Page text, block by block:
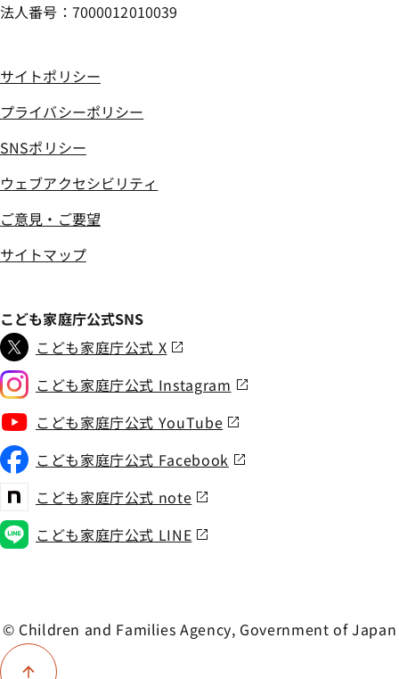
法人番号：7000012010039
サイトポリシー
プライバシーポリシー
SNSポリシー
ウェブアクセシビリティ
ご意見・ご要望
サイトマップ
こども家庭庁公式SNS
こども家庭庁公式 X
こども家庭庁公式 Instagram
こども家庭庁公式 YouTube
こども家庭庁公式 Facebook
こども家庭庁公式 note
こども家庭庁公式 LINE
© Children and Families Agency, Government of Japan